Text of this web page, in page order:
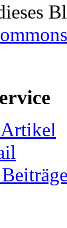
Artikel